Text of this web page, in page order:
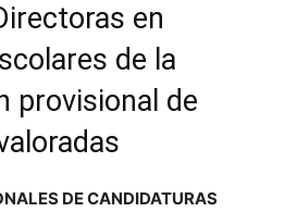
en
de la
provisional de
DE CANDIDATURAS